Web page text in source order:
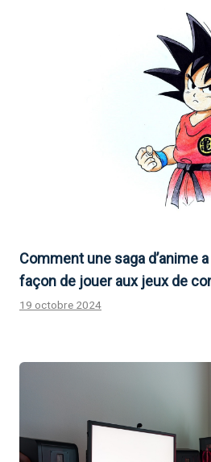
Comment une saga d’anime
façon de jouer aux jeux de
19 octobre 2024